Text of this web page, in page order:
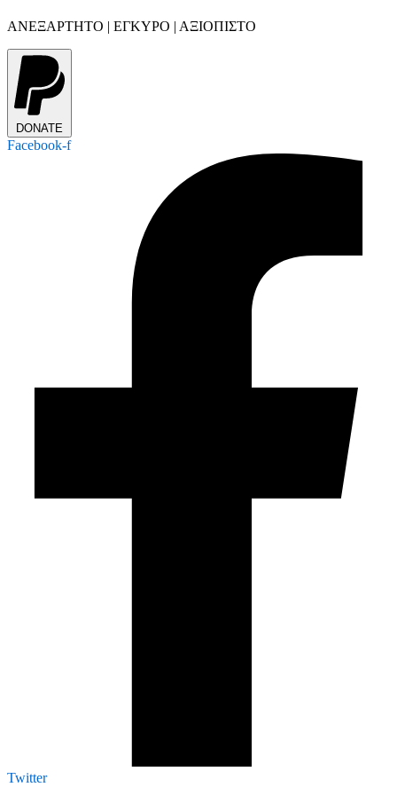
ΑΝΕΞΑΡΤΗΤΟ | ΕΓΚΥΡΟ | ΑΞΙΟΠΙΣΤΟ
DONATE
Facebook-f
Twitter